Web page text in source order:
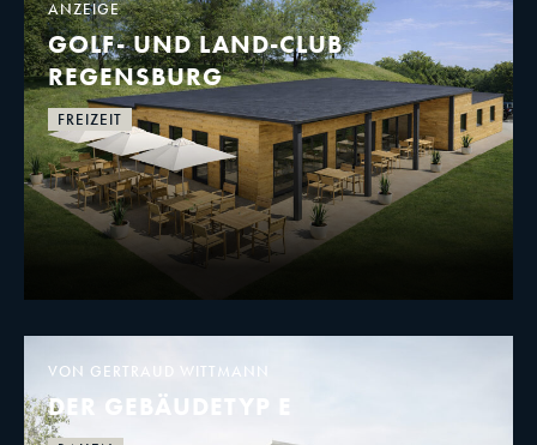
ANZEIGE
GOLF- UND LAND-CLUB
REGENSBURG
FREIZEIT
VON GERTRAUD WITTMANN
DER GEBÄUDETYP E